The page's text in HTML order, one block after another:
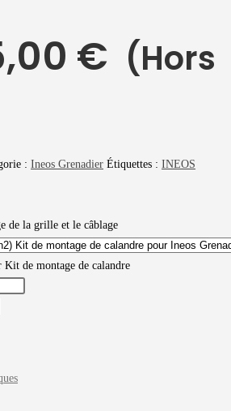
€ (Hors
: Ineos Grenadier Étiquettes : INEOS
de la grille et le câblage
Kit de montage de calandre